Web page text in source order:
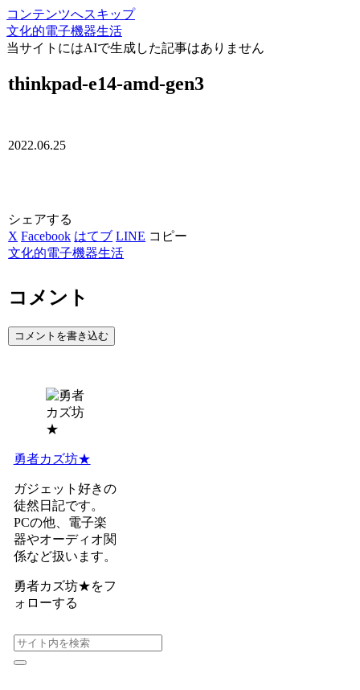
コンテンツへスキップ
文化的電子機器生活
当サイトにはAIで生成した記事はありません
thinkpad-e14-amd-gen3
2022.06.25
シェアする
X Facebook はてブ LINE コピー
文化的電子機器生活
コメント
コメントを書き込む
勇者カズ坊★
ガジェット好きの
徒然日記です。
PCの他、電子楽
器やオーディオ関
係など扱います。
勇者カズ坊★をフ
ォローする